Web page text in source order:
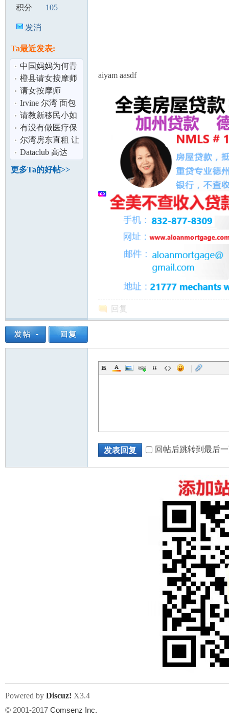
州
积分 105
发消
Ta最近发表:
中国妈妈为何青
睐美国？
橙县请女按摩师
请女按摩师
Irvine 尔湾 面包
店 加盟/出售 欢
迎投资移
请教新移民小如
何办理低收入所
享有的领取食
有没有做医疗保
险的
尔湾房东直租 让
您少走弯路 中美
注册
Dataclub 高达
30%折扣！ 南加
州最全面的IT
更多Ta的好帖>>
aiyam aasdf
回复
|
发表回复 回帖后跳转到最后
Powered by Discuz! X3.4
© 2001-2017 Comsenz Inc.